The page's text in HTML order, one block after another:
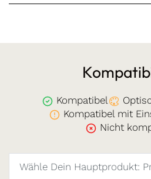
Kompatibel
Kompatibel mit
Nicht